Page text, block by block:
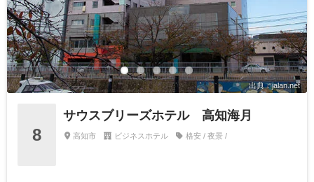
出典：jalan.net
8
サウスブリーズホテル 高知海月
高知市 ビジネスホテル 格安 / 夜景 /